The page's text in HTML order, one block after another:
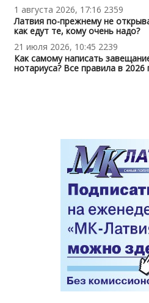
1 августа 2026, 17:16 2359
Латвия по-прежнему не
как едут те, кому очень надо?
21 июля 2026, 10:45 2239
Как самому написать
нотариуса? Все правила в 2026